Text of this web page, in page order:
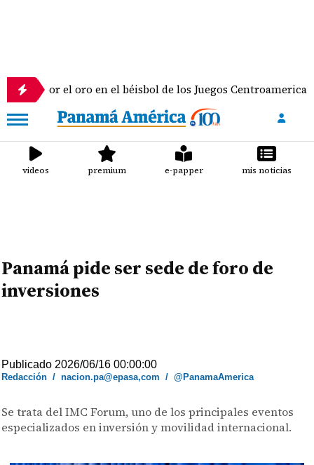
por el oro en el béisbol de los Juegos Centroamericanos
videos premium e-papper mis noticias
Panamá pide ser sede de foro de
inversiones
Publicado 2026/06/16 00:00:00
Redacción /nacion.pa@epasa,com /@PanamaAmerica
Se trata del IMC Forum, uno de los principales eventos
especializados en inversión y movilidad internacional.